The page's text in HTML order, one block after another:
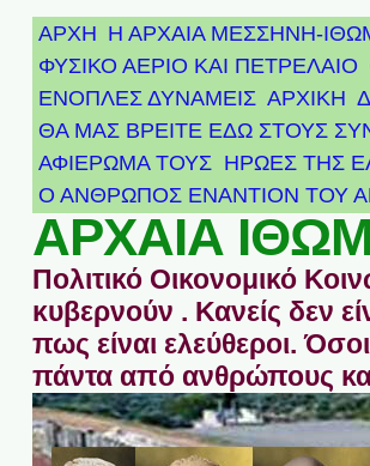
ΑΡΧΗ Η ΑΡΧΑΙΑ ΜΕΣΣΗΝΗ-
ΦΥΣΙΚΟ ΑΕΡΙΟ ΚΑΙ ΠΕΤΡΕΛΑΙΟ
ΕΝΟΠΛΕΣ ΔΥΝΑΜΕΙΣ ΑΡΧΙΚΉ
ΘΑ ΜΑΣ ΒΡΕΙΤΕ ΕΔΩ ΣΤΟΥΣ
ΑΦΙΈΡΩΜΑ ΤΟΥΣ ΉΡΩΕΣ ΤΗΣ
Ο ΑΝΘΡΩΠΟΣ ΕΝΑΝΤΙΟΝ ΤΟΥ
ΑΡΧΑΙΑ
Πολιτικό Οικονομικό
κυβερνούν . Κανείς δεν
πως είναι ελεύθεροι.
πάντα από ανθρώπους